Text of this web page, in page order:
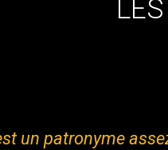
un patronyme